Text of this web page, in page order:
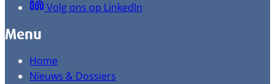
Volg ons op LinkedIn
Menu
Home
Nieuws & Dossiers